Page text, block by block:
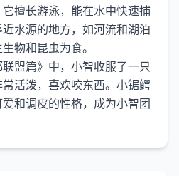
擅长游泳，能在水中快速捕
水源的地方，如河流和湖泊
物和昆虫为食。
盟篇》中，小智收服了一只
活泼，喜欢咬东西。小锯鳄
和调皮的性格，成为小智团